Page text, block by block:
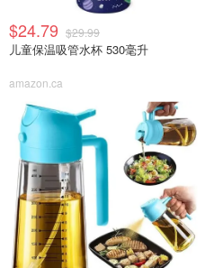
$24.79 $29.99
儿童保温吸管水杯 530毫升
amazon.ca